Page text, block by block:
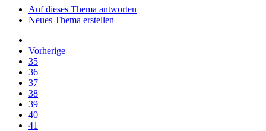
Auf dieses Thema antworten
Neues Thema erstellen
Vorherige
35
36
37
38
39
40
41